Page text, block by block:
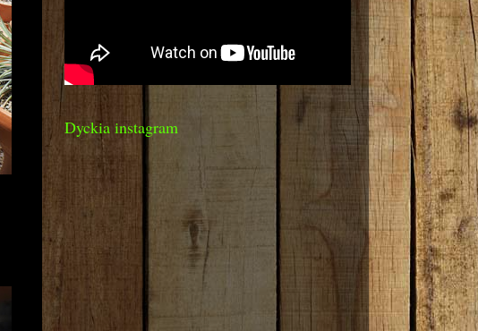
Dyckia instagram